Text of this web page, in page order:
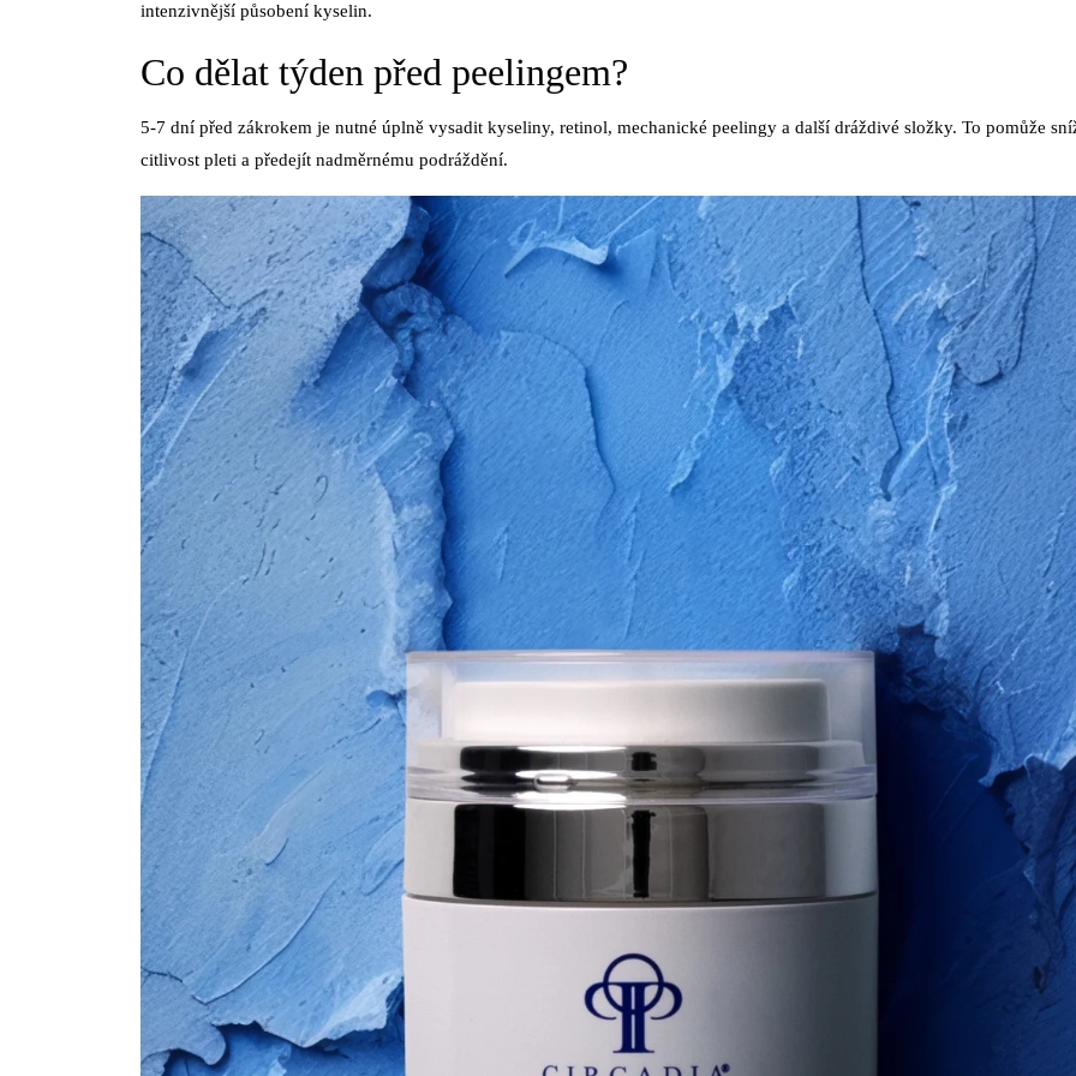
intenzivnější působení kyselin.
Co dělat týden před peelingem?
5-7 dní před zákrokem je nutné úplně vysadit kyseliny, retinol, mechanické peelingy a další dráždivé složky. To pomůže
citlivost pleti a předejít nadměrnému podráždění.